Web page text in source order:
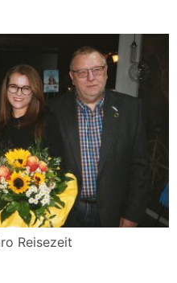
Reisezeit